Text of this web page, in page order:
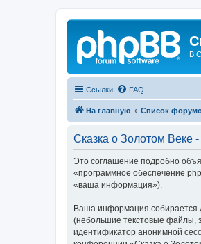
В
Ссылки FAQ
На главную Список
Сказка о Золотом Веке
Это соглашение подробно
«программное обеспечение
«ваша информация»).
Ваша информация собирается
(небольшие текстовые файлы,
идентификатор анонимной